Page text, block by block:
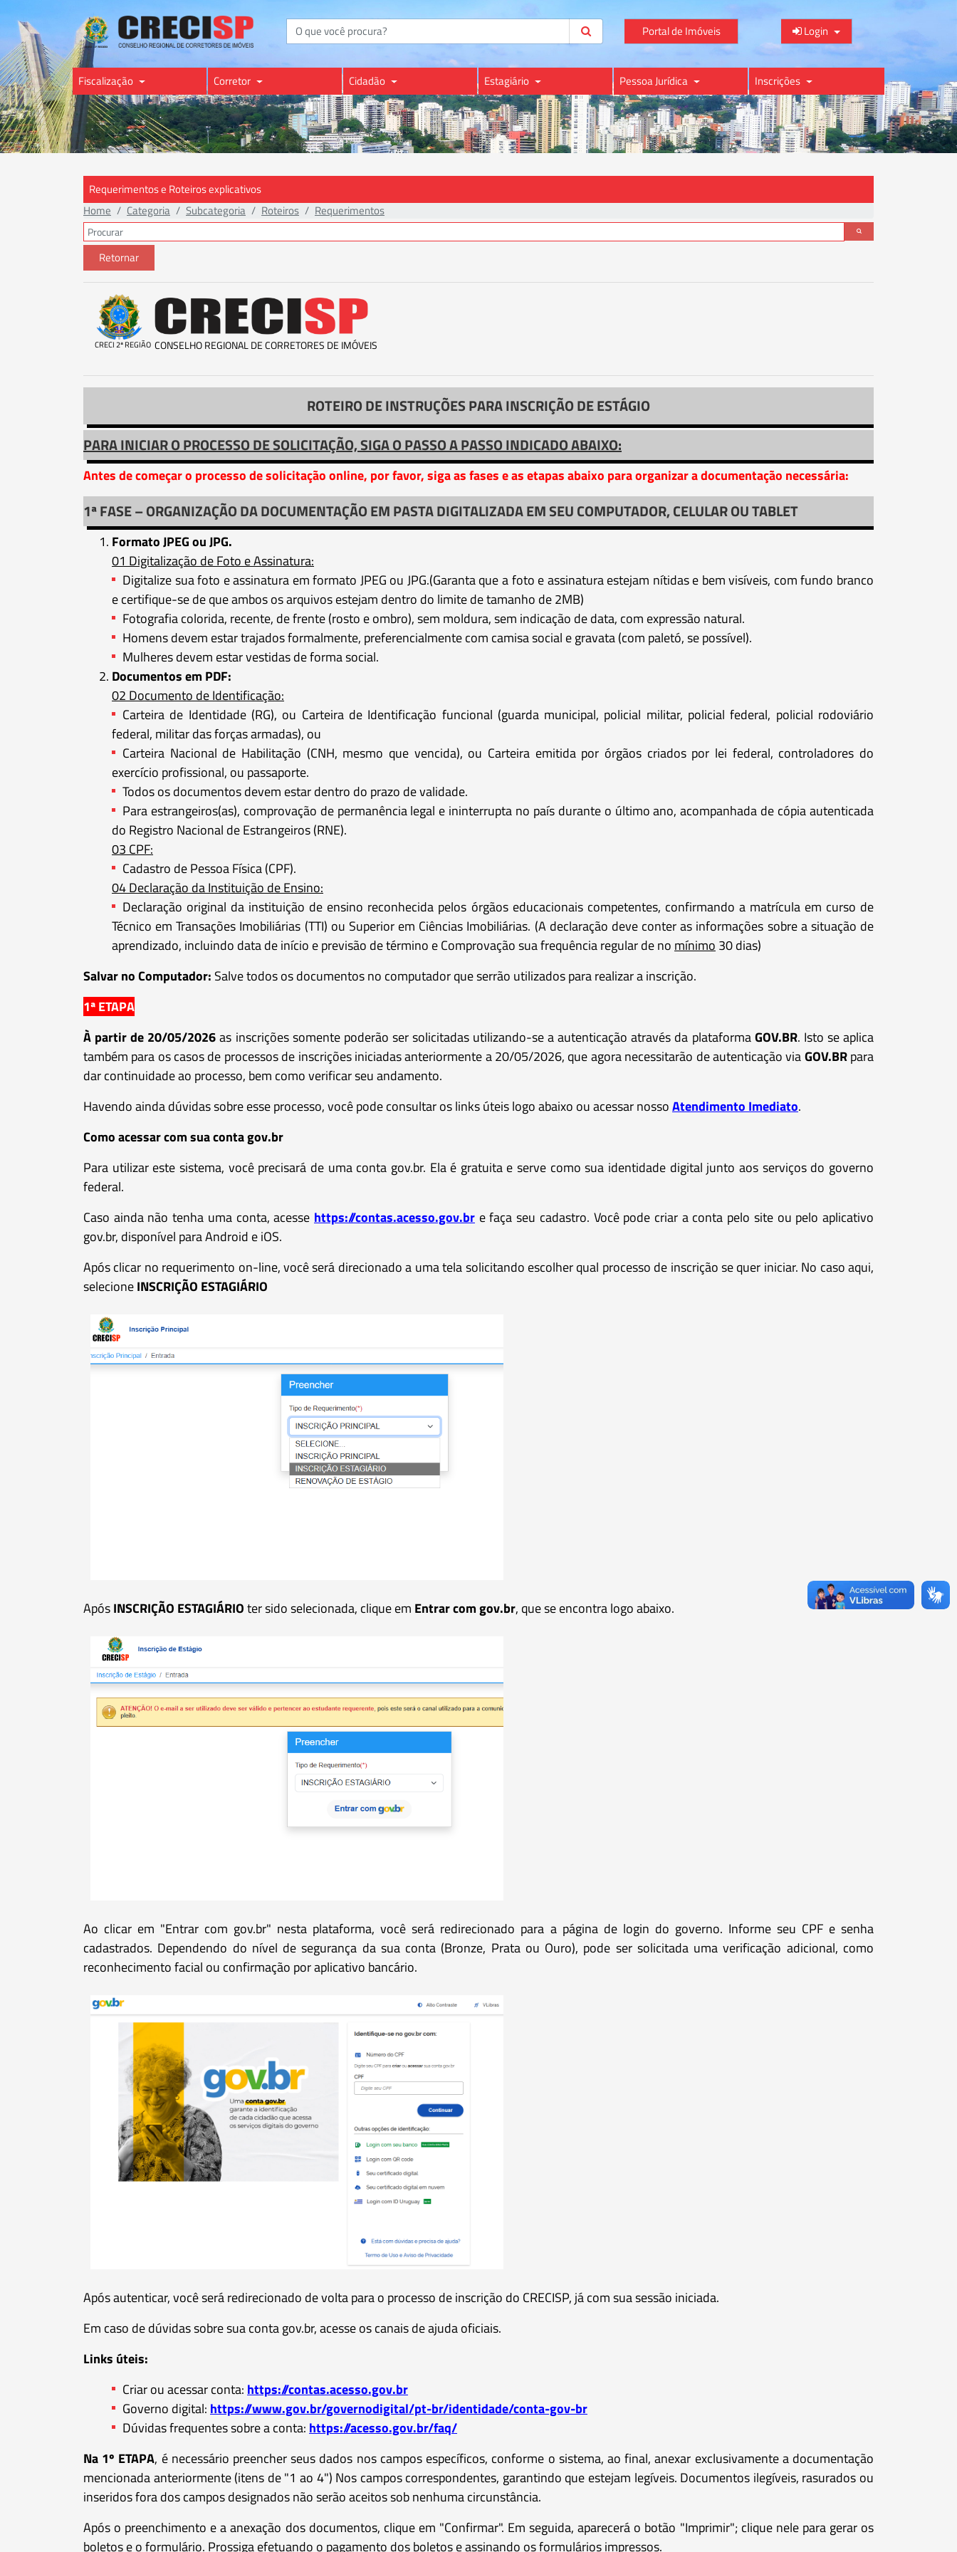
Buscar Portal de Imóveis Login
Fiscalização Corretor Cidadão Estagiário Pessoa Jurídica Inscrições
Requerimentos e Roteiros explicativos
Home
Categoria Subcategoria Roteiros Requerimentos
Retornar
CRECI 2ª REGIÃO CONSELHO REGIONAL DE CORRETORES DE IMÓVEIS
ROTEIRO DE INSTRUÇÕES PARA INSCRIÇÃO DE ESTÁGIO
PARA INICIAR O PROCESSO DE SOLICITAÇÃO, SIGA O PASSO A PASSO INDICADO ABAIXO:
Antes de começar o processo de solicitação online, por favor, siga as fases e as etapas abaixo para organizar a documentação necessária:
1ª FASE – ORGANIZAÇÃO DA DOCUMENTAÇÃO EM PASTA DIGITALIZADA EM SEU COMPUTADOR, CELULAR OU TABLET
Formato JPEG ou JPG.
01 Digitalização de Foto e Assinatura:
Digitalize sua foto e assinatura em formato JPEG ou JPG.(Garanta que a foto e assinatura estejam nítidas e bem visíveis, com fundo branco
e certifique-se de que ambos os arquivos estejam dentro do limite de tamanho de 2MB)
Fotografia colorida, recente, de frente (rosto e ombro), sem moldura, sem indicação de data, com expressão natural.
Homens devem estar trajados formalmente, preferencialmente com camisa social e gravata (com paletó, se possível).
Mulheres devem estar vestidas de forma social.
Documentos em PDF:
02 Documento de Identificação:
Carteira de Identidade (RG), ou Carteira de Identificação funcional (guarda municipal, policial militar, policial federal, policial rodoviário
federal, militar das forças armadas), ou
Carteira Nacional de Habilitação (CNH, mesmo que vencida), ou Carteira emitida por órgãos criados por lei federal, controladores do
exercício profissional, ou passaporte.
Todos os documentos devem estar dentro do prazo de validade.
Para estrangeiros(as), comprovação de permanência legal e ininterrupta no país durante o último ano, acompanhada de cópia autenticada
do Registro Nacional de Estrangeiros (RNE).
03 CPF:
Cadastro de Pessoa Física (CPF).
04 Declaração da Instituição de Ensino:
Declaração original da instituição de ensino reconhecida pelos órgãos educacionais competentes, confirmando a matrícula em curso de
Técnico em Transações Imobiliárias (TTI) ou Superior em Ciências Imobiliárias. (A declaração deve conter as informações sobre a situação de
aprendizado, incluindo data de início e previsão de término e Comprovação sua frequência regular de no mínimo 30 dias)
Salvar no Computador: Salve todos os documentos no computador que serrão utilizados para realizar a inscrição.
1ª ETAPA
À partir de 20/05/2026as inscrições somente poderão ser solicitadas utilizando-se a autenticação através da plataformaGOV.BR. Isto se aplica
também para os casos de processos de inscrições iniciadas anteriormente a 20/05/2026, que agora necessitarão de autenticação viaGOV.BRpara
dar continuidade ao processo, bem como verificar seu andamento.
Havendo ainda dúvidas sobre esse processo, você pode consultar os links úteis logo abaixo ou acessar nossoAtendimento Imediato.
Como acessar com sua conta gov.br
Para utilizar este sistema, você precisará de uma conta gov.br. Ela é gratuita e serve como sua identidade digital junto aos serviços do governo
federal.
Caso ainda não tenha uma conta, acesse https://contas.acesso.gov.br e faça seu cadastro. Você pode criar a conta pelo site ou pelo aplicativo
gov.br, disponível para Android e iOS.
Após clicar no requerimento on-line, você será direcionado a uma tela solicitando escolher qual processo de inscrição se quer iniciar. No caso aqui,
selecioneINSCRIÇÃO ESTAGIÁRIO
ApósINSCRIÇÃO ESTAGIÁRIOter sido selecionada, clique em Entrar com gov.br, que se encontra logo abaixo.
Ao clicar em "Entrar com gov.br" nesta plataforma, você será redirecionado para a página de login do governo. Informe seu CPF e senha
cadastrados. Dependendo do nível de segurança da sua conta (Bronze, Prata ou Ouro), pode ser solicitada uma verificação adicional, como
reconhecimento facial ou confirmação por aplicativo bancário.
Após autenticar, você será redirecionado de volta para o processo de inscrição do CRECISP, já com sua sessão iniciada.
Em caso de dúvidas sobre sua conta gov.br, acesse os canais de ajuda oficiais.
Links úteis:
Criar ou acessar conta: https://contas.acesso.gov.br
Governo digital: https://www.gov.br/governodigital/pt-br/identidade/conta-gov-br
Dúvidas frequentes sobre a conta: https://acesso.gov.br/faq/
Na 1º ETAPA, é necessário preencher seus dados nos campos específicos, conforme o sistema, ao final, anexar exclusivamente a documentação
mencionada anteriormente (itens de "1 ao 4") Nos campos correspondentes, garantindo que estejam legíveis. Documentos ilegíveis, rasurados ou
inseridos fora dos campos designados não serão aceitos sob nenhuma circunstância.
Após o preenchimento e a anexação dos documentos, clique em "Confirmar". Em seguida, aparecerá o botão "Imprimir"; clique nele para gerar os
boletos e o formulário. Prossiga efetuando o pagamento dos boletos e assinando os formulários impressos.